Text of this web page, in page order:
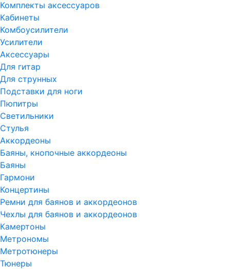
Комплекты аксессуаров
Кабинеты
Комбоусилители
Усилители
Аксессуары
Для гитар
Для струнных
Подставки для ноги
Пюпитры
Светильники
Стулья
Аккордеоны
Баяны, кнопочные аккордеоны
Баяны
Гармони
Концертины
Ремни для баянов и аккордеонов
Чехлы для баянов и аккордеонов
Камертоны
Метрономы
Метротюнеры
Тюнеры